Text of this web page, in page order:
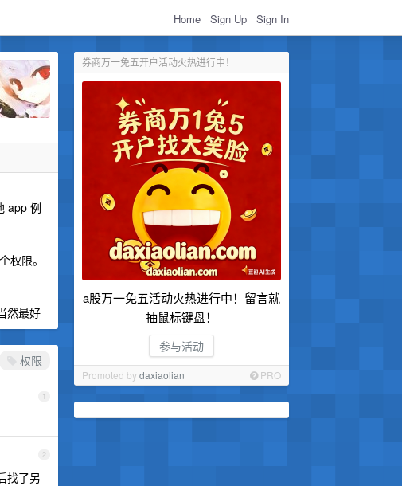
Home Sign Up Sign In
券商万一免五开户活动火热进行中！
a股万一免五活动火热进行中！留言就
抽鼠标键盘！
参与活动
Promoted bydaxiaolian PRO
app 例
权限。
然最好
权限
1
2
找了另